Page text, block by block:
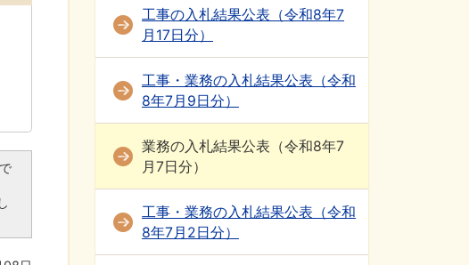
工事の入札結果公表（令和8年7
月17日分）
工事・業務の入札結果公表（令和
8年7月9日分）
業務の入札結果公表（令和8年7
月7日分）
工事・業務の入札結果公表（令和
8年7月2日分）